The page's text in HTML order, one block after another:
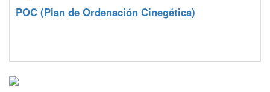
POC (Plan de Ordenación Cinegética)